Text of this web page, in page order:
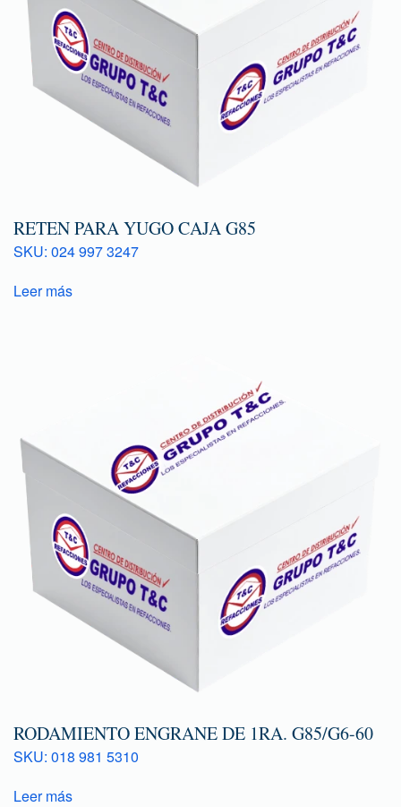
RETEN PARA YUGO CAJA G85
SKU: 024 997 3247
Leer más
RODAMIENTO ENGRANE DE 1RA. G85/G6-60
SKU: 018 981 5310
Leer más